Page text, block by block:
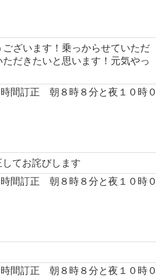
ざいます！乗っからせていただ
だきたいと思います！元気やっ
間訂正 朝８時８分と夜１０時０
てお詫びします
間訂正 朝８時８分と夜１０時０
間訂正 朝８時８分と夜１０時０